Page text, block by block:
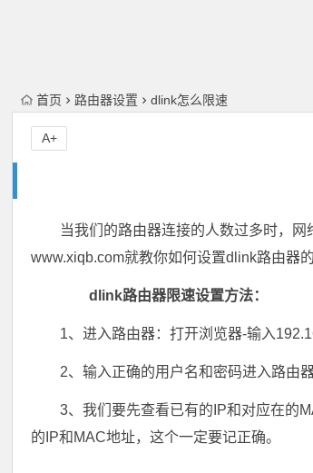
首页 路由器设置 dlink怎么限速
A+
当我们的路由器连接的人数过多时，
www.xiqb.com就教你如何设置dlink路由器
dlink路由器限速设置方法：
1、进入路由器：打开浏览器-输入
2、输入正确的用户名和密码进入路由
3、我们要先查看已有的IP和对应在的
的IP和MAC地址，这个一定要记正确。